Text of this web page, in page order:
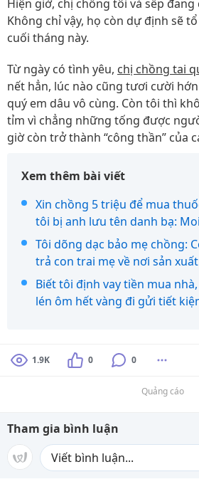
Hiện giờ, chị chồng tôi và sếp
Không chỉ vậy, họ còn dự định sẽ
cuối tháng này.
Từ ngày có tình yêu, chị chồng tai
nết hẳn, lúc nào cũng tươi cười
quý em dâu vô cùng. Còn tôi thì
tỉm vì chẳng những tống được
giờ còn trở thành “công thần” của
Xem thêm bài viết
Xin chồng 5 triệu để mua
tôi bị anh lưu tên danh bạ:
Tôi dõng dạc bảo mẹ chồng:
trả con trai mẹ về nơi sản xuất
Biết tôi định vay tiền mua
lén ôm hết vàng đi gửi tiết
1.9K 0 0
Quảng cáo
Tham gia bình luận